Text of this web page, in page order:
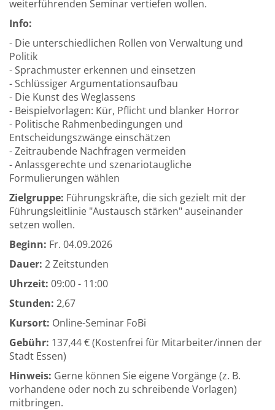
weiterführenden Seminar vertiefen wollen.
Info:
- Die unterschiedlichen Rollen von Verwaltung und
Politik
- Sprachmuster erkennen und einsetzen
- Schlüssiger Argumentationsaufbau
- Die Kunst des Weglassens
- Beispielvorlagen: Kür, Pflicht und blanker Horror
- Politische Rahmenbedingungen und
Entscheidungszwänge einschätzen
- Zeitraubende Nachfragen vermeiden
- Anlassgerechte und szenariotaugliche
Formulierungen wählen
Zielgruppe: Führungskräfte, die sich gezielt mit der
Führungsleitlinie "Austausch stärken" auseinander
setzen wollen.
Beginn: Fr. 04.09.2026
Dauer: 2 Zeitstunden
Uhrzeit: 09:00 - 11:00
Stunden: 2,67
Kursort: Online-Seminar FoBi
Gebühr: 137,44 € (Kostenfrei für Mitarbeiter/innen der
Stadt Essen)
Hinweis: Gerne können Sie eigene Vorgänge (z. B.
vorhandene oder noch zu schreibende Vorlagen)
mitbringen.